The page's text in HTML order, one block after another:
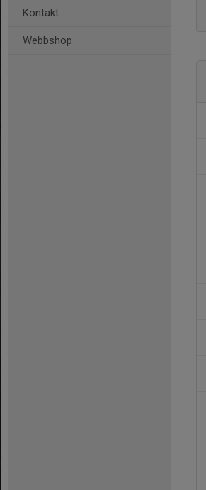
Kontakt
Webbshop